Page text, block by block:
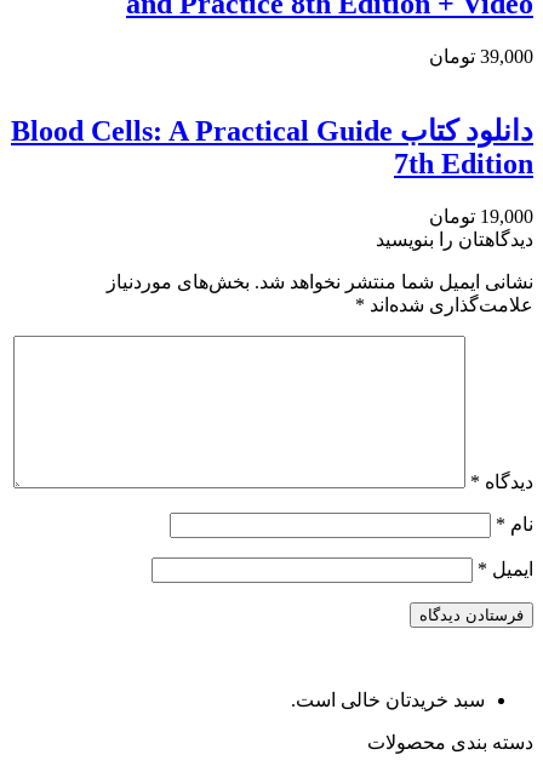
39,000 تومان
دانلود كتاب Blood Cells: A Practical Guide
7th Edition
19,000 تومان
دیدگاهتان را بنویسید
نشانی ایمیل شما منتشر نخواهد شد. بخش‌های موردنیاز
علامت‌گذاری شده‌اند *
دیدگاه *
نام *
ایمیل *
سبد خریدتان خالی است.
دسته بندی محصولات